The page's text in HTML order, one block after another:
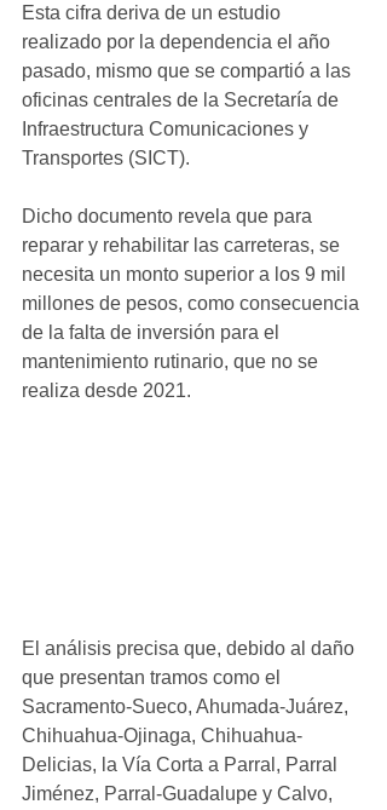
Esta cifra deriva de un estudio
realizado por la dependencia el año
pasado, mismo que se compartió a las
oficinas centrales de la Secretaría de
Infraestructura Comunicaciones y
Transportes (SICT).
Dicho documento revela que para
reparar y rehabilitar las carreteras, se
necesita un monto superior a los 9 mil
millones de pesos, como consecuencia
de la falta de inversión para el
mantenimiento rutinario, que no se
realiza desde 2021.
El análisis precisa que, debido al daño
que presentan tramos como el
Sacramento-Sueco, Ahumada-Juárez,
Chihuahua-Ojinaga, Chihuahua-
Delicias, la Vía Corta a Parral, Parral
Jiménez, Parral-Guadalupe y Calvo,